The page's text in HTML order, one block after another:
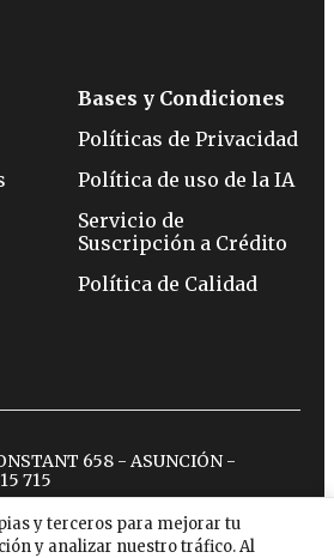
y terceros para mejorar tu
y analizar nuestro tráfico. Al
Bases y Condiciones
Políticas de Privacidad
Política de uso de la IA
Servicio de
Suscripción a Crédito
Política de Calidad
658 - ASUNCIÓN -
715